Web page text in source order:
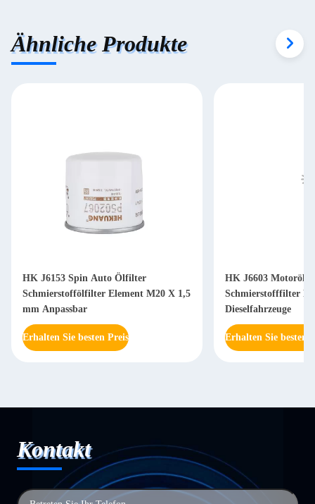
Ähnliche Produkte
HK J6153 Spin Auto Ölfilter
Schmierstoffölfilter Element M20 X 1,5
mm Anpassbar
Erhalten Sie besten Preis
HK J6603
Schmierstofffilter
Dieselfahrzeuge
Erhalten Sie besten
Kontakt